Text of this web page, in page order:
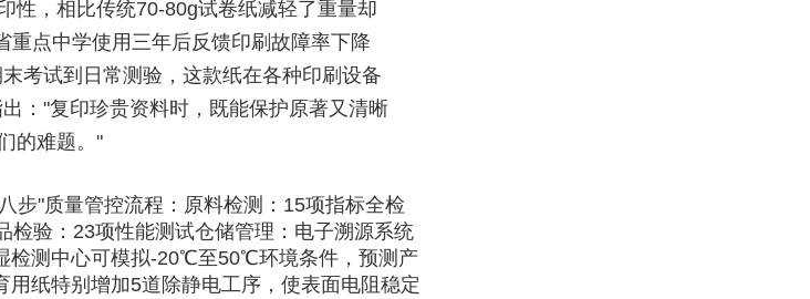
性，相比传统70-80g试卷纸减轻了重量却
重点中学使用三年后反馈印刷故障率下降
考试到日常测验，这款纸在各种印刷设备
："复印珍贵资料时，既能保护原著又清晰
的难题。"
步"质量管控流程：原料检测：15项指标全检
检验：23项性能测试仓储管理：电子溯源系统
检测中心可模拟-20℃至50℃环境条件，预测产
用纸特别增加5道除静电工序，使表面电阻稳定